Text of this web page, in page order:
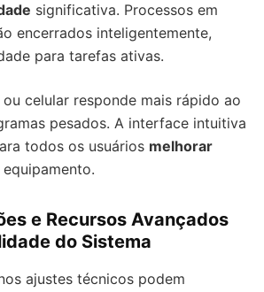
significativa. Processos em
encerrados inteligentemente,
para tarefas ativas.
ou celular responde mais rápido ao
pesados. A interface intuitiva
todos os usuários melhorar
e Recursos Avançados
do Sistema
ajustes técnicos podem